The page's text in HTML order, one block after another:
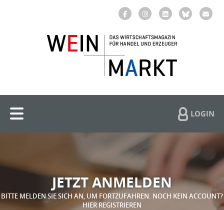
LOGIN
JETZT ANMELDEN
BITTE MELDEN SIE SICH AN, UM FORTZUFAHREN. NOCH KEIN ACCOUNT?
HIER REGISTRIEREN